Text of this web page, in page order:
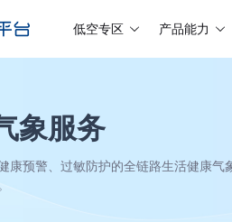
低空专区 产品能力
象服务
康预警、过敏防护的全链路生活健康